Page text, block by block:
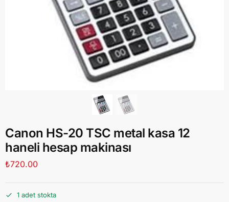
Canon HS-20 TSC metal kasa 12
haneli hesap makinası
₺720.00
1 adet stokta